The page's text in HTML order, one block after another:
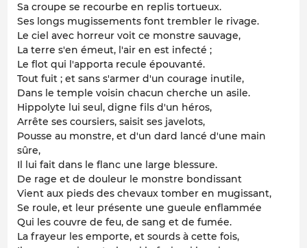
Sa croupe se recourbe en replis tortueux.
Ses longs mugissements font trembler le rivage.
Le ciel avec horreur voit ce monstre sauvage,
La terre s'en émeut, l'air en est infecté ;
Le flot qui l'apporta recule épouvanté.
Tout fuit ; et sans s'armer d'un courage inutile,
Dans le temple voisin chacun cherche un asile.
Hippolyte lui seul, digne fils d'un héros,
Arrête ses coursiers, saisit ses javelots,
Pousse au monstre, et d'un dard lancé d'une main
sûre,
Il lui fait dans le flanc une large blessure.
De rage et de douleur le monstre bondissant
Vient aux pieds des chevaux tomber en mugissant,
Se roule, et leur présente une gueule enflammée
Qui les couvre de feu, de sang et de fumée.
La frayeur les emporte, et sourds à cette fois,